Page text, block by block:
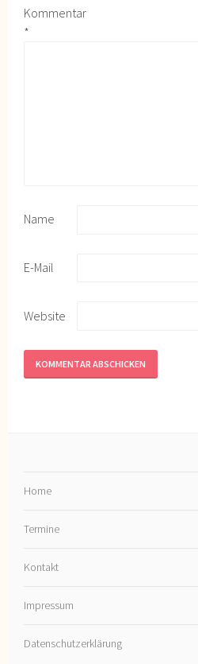
Kommentar
*
Name
E-Mail
Website
Home
Termine
Kontakt
Impressum
Datenschutzerklärung